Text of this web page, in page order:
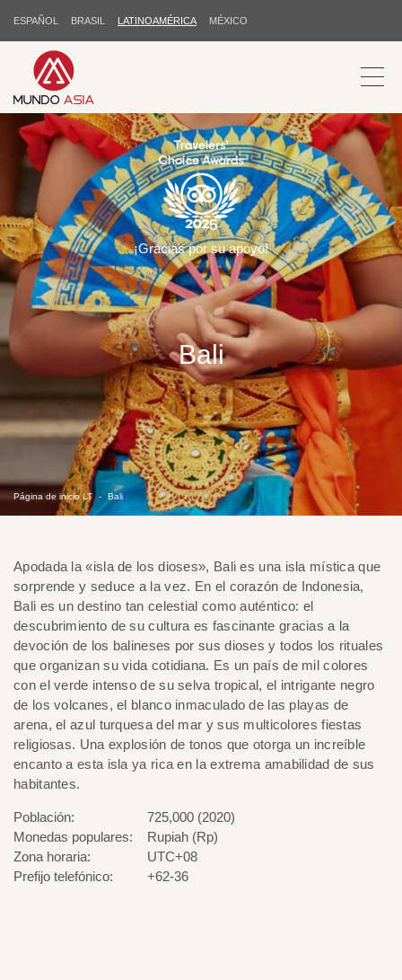
ESPAÑOL BRASIL LATINOAMÉRICA MÉXICO
Bali
Página de inicio LT Bali
¡Gracias por su apoyo!
Apodada la «isla de los dioses», Bali es una isla mística que
sorprende y seduce a la vez. En el corazón de Indonesia,
Bali es un destino tan celestial como auténtico: el
descubrimiento de su cultura es fascinante gracias a la
devoción de los balineses por sus dioses y todos los rituales
que organizan su vida cotidiana. Es un país de mil colores
con el verde intenso de su selva tropical, el intrigante negro
de los volcanes, el blanco inmaculado de las playas de
arena, el azul turquesa del mar y sus multicolores fiestas
religiosas. Una explosión de tonos que otorga un increíble
encanto a esta isla ya rica en la extrema amabilidad de sus
habitantes.
Población:
725,000 (2020)
Monedas populares:
Rupiah (Rp)
Zona horaria:
UTC+08
Prefijo telefónico:
+62-36